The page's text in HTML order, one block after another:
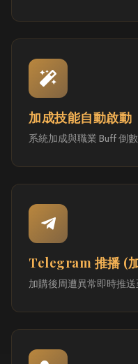
加成技能自動啟動
系統加成與職業 Buff 倒
Telegram 推播 (
加購後周遭異常即時推送